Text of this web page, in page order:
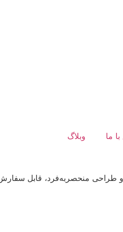
ما
وبلاگ
و طراحی منحصربه‌فرد، قابل